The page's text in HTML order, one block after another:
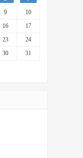
9
10
16
17
23
24
30 31